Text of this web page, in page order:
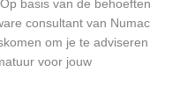
basis van de behoeften
consultant van Numac
om je te adviseren
voor jouw